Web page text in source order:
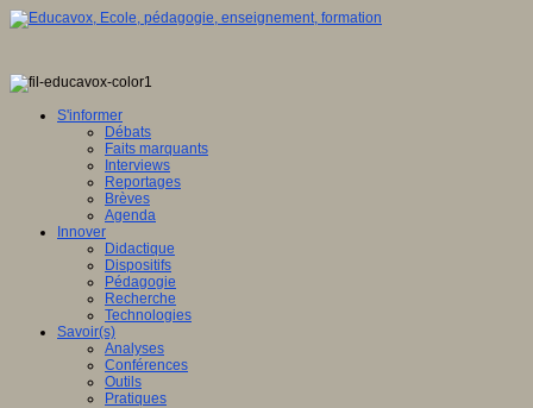
S'informer
Débats
Faits marquants
Interviews
Reportages
Brèves
Agenda
Innover
Didactique
Dispositifs
Pédagogie
Recherche
Technologies
Savoir(s)
Analyses
Conférences
Outils
Pratiques